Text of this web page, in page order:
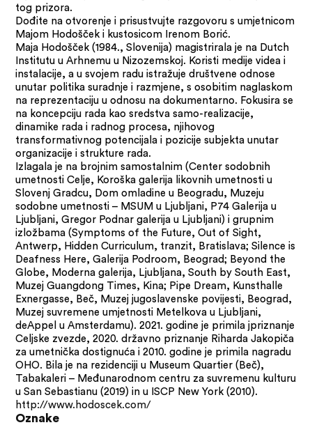
tog prizora.
Dođite na otvorenje i prisustvujte razgovoru s umjetnicom
Majom Hodošček i kustosicom Irenom Borić.
Maja Hodošček (1984., Slovenija) magistrirala je na Dutch
Institutu u Arhnemu u Nizozemskoj. Koristi medije videa i
instalacije, a u svojem radu istražuje društvene odnose
unutar politika suradnje i razmjene, s osobitim naglaskom
na reprezentaciju u odnosu na dokumentarno. Fokusira se
na koncepciju rada kao sredstva samo-realizacije,
dinamike rada i radnog procesa, njihovog
transformativnog potencijala i pozicije subjekta unutar
organizacije i strukture rada.
Izlagala je na brojnim samostalnim (Center sodobnih
umetnosti Celje, Koroška galerija likovnih umetnosti u
Slovenj Gradcu, Dom omladine u Beogradu, Muzeju
sodobne umetnosti – MSUM u Ljubljani, P74 Galerija u
Ljubljani, Gregor Podnar galerija u Ljubljani) i grupnim
izložbama (Symptoms of the Future, Out of Sight,
Antwerp, Hidden Curriculum, tranzit, Bratislava; Silence is
Deafness Here, Galerija Podroom, Beograd; Beyond the
Globe, Moderna galerija, Ljubljana, South by South East,
Muzej Guangdong Times, Kina; Pipe Dream, Kunsthalle
Exnergasse, Beč, Muzej jugoslavenske povijesti, Beograd,
Muzej suvremene umjetnosti Metelkova u Ljubljani,
deAppel u Amsterdamu). 2021. godine je primila jpriznanje
Celjske zvezde, 2020. državno priznanje Riharda Jakopiča
za umetnička dostignuća i 2010. godine je primila nagradu
OHO. Bila je na rezidenciji u Museum Quartier (Beč),
Tabakaleri – Međunarodnom centru za suvremenu kulturu
u San Sebastianu (2019) in u ISCP New York (2010).
http://www.hodoscek.com/
Oznake